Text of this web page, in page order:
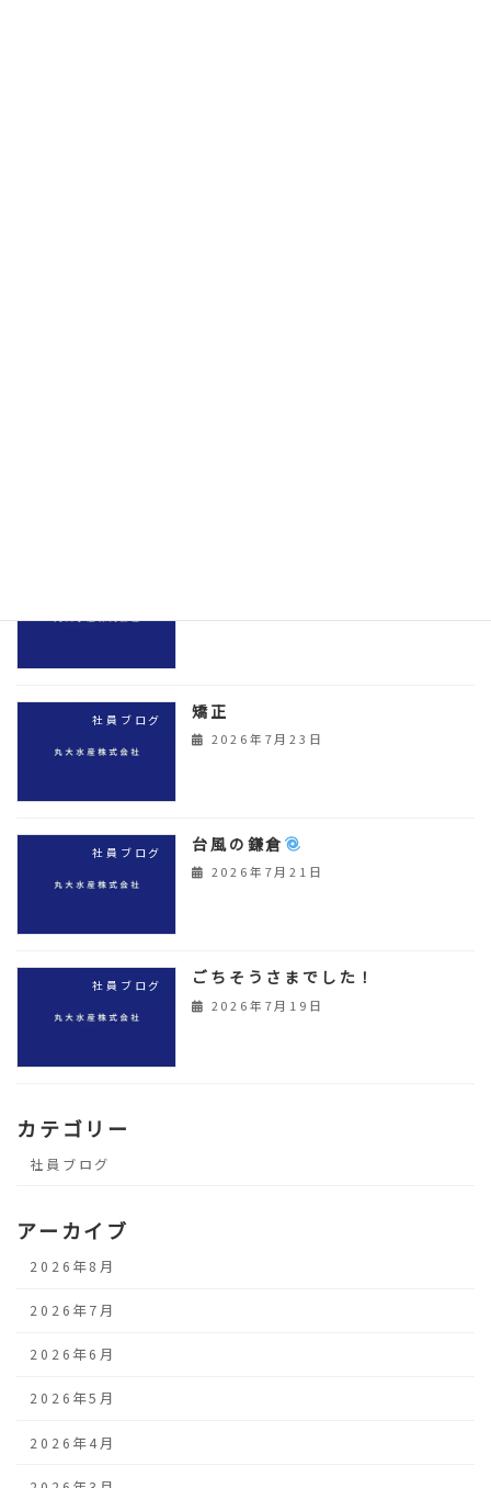
社員ブログ 矯正
2026年7月23日
社員ブログ 台風の鎌倉
2026年7月21日
社員ブログ ごちそうさまでした！
2026年7月19日
カテゴリー
社員ブログ
アーカイブ
2026年8月
2026年7月
2026年6月
2026年5月
2026年4月